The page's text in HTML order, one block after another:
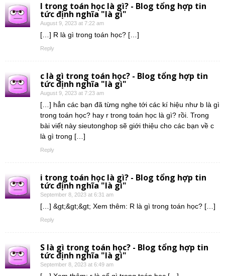
l trong toán học là gì? - Blog tổng hợp tin
tức định nghĩa "là gì"
August 9, 2023 at 7:22 am
[…] R là gì trong toán học? […]
Reply
c là gì trong toán học? - Blog tổng hợp tin
tức định nghĩa "là gì"
August 9, 2023 at 7:23 am
[…] hẳn các bạn đã từng nghe tới các kí hiệu như b là gì
trong toán học? hay r trong toán học là gì? rồi. Trong
bài viết này sieutonghop sẽ giới thiệu cho các bạn về c
là gì trong […]
Reply
i trong toán học là gì? - Blog tổng hợp tin
tức định nghĩa "là gì"
September 8, 2023 at 6:31 am
[…] &gt;&gt;&gt; Xem thêm: R là gì trong toán học? […]
Reply
S là gì trong toán học? - Blog tổng hợp tin
tức định nghĩa "là gì"
September 8, 2023 at 6:49 am